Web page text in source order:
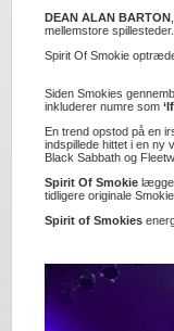
DEAN ALAN BARTON
mellemstore spillesteder.
Spirit Of Smokie
Siden Smokies
inkluderer numre som
En trend opstod på en
indspillede hittet i en ny
Black Sabbath og
Spirit Of Smokie
tidligere originale
Spirit of Smokies